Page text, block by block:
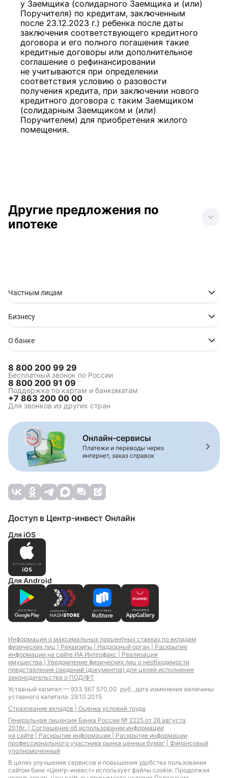
у Заемщика (солидарного Заемщика и (или)
Поручителя) по кредитам, заключенным
после 23.12.2023 г.) ребенка после даты
заключения соответствующего кредитного
договора и его полного погашения такие
кредитные договоры или дополнительное
соглашение о рефинансировании
не учитываются при определении
соответствия условию о разовости
получения кредита, при заключении нового
кредитного договора с таким Заемщиком
(солидарным Заемщиком и (или)
Поручителем) для приобретения жилого
помещения.
Другие предложения по
ипотеке
Ипотека в Ростове-на-
Ипотека в Ставрополе
Ипотека на
строительство
Зелёная ипотека
Ипотека для
Комбинированная
ипотека
Ипотека на вторичное
Ипотека на
Ипотека на студию
Ипотека новостройки
Ипотека на
новостройку
Ипотека для ИП
Ипотека для
отличников
Ипотека для
самозанятых
Ипотека для IT-
специалистов с
льготной
господдержкой
Земельная ипотека
Материнский капитал
Ипотека с плавающими
Специальное
предложение на
покупку недвижимости
покупки жилья в
Москве
Частным лицам
Бизнесу
О банке
8 800 200 99 29
Бесплатный звонок по России
8 800 200 91 09
Поддержка по картам и банкоматам
+7 863 200 00 00
Для звонков из других стран
Онлайн-сервисы
Платежи и переводы через
интернет, заказ справок
Доступ в Центр-инвест Онлайн
Для iOS
Для Android
Информация о максимальных процентных ставках по вкладам
физических лиц | Реквизиты | Надзорный орган | Раскрытие
информации на сайте ИА Интерфакс | Реализация
имущества | Уведомление физических лиц о необходимости
представления сведений (документов) для целей исполнения
законодательства о ПОД/ФТ
Уставный капитал — 933 567 570,00 руб., дата изменения величины
уставного капитала: 29.10.2015
Страхование вкладов | Оценка условий труда
Генеральная лицензия Банка России № 2225 от 26 августа
2016г. | Соглашение об использовании информации
на сайте | Раскрытие информации | Раскрытие информации
профессионального участника рынка ценных бумаг | Финансовый
уполномоченный
В целях улучшения сервисов и повышения удобства пользования
сайтом банк «Центр-инвест» использует файлы cookie. Продолжая